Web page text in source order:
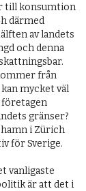
till konsumtion
därmed
av landets
och denna
från
mycket väl
företagen
gränser?
i Zürich
för Sverige.
vanligaste
är att det i